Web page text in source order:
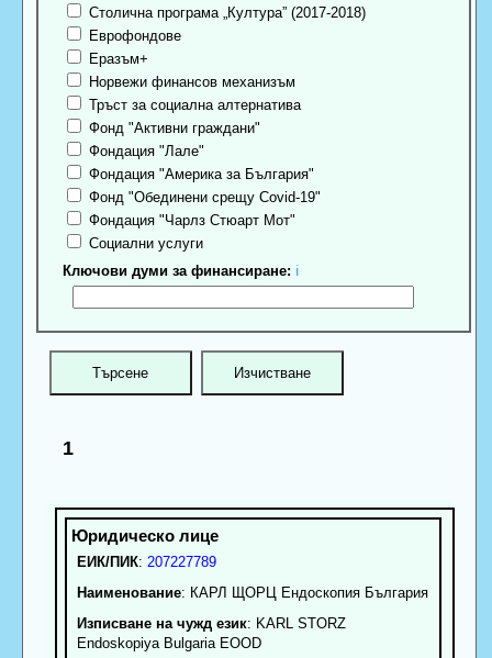
Столична програма „Култура” (2017-2018)
Еврофондове
Еразъм+
Норвежи финансов механизъм
Тръст за социална алтернатива
Фонд "Активни граждани"
Фондация "Лале"
Фондация "Америка за България"
Фонд "Обединени срещу Covid-19"
Фондация "Чарлз Стюарт Мот"
Социални услуги
Ключови думи за финансиране: ℹ
1
ЕИК/ПИК: 207227789
Наименование: КАРЛ ЩОРЦ Ендоскопия България
Изписване на чужд език: KARL STORZ
Endoskopiya Bulgaria EOOD